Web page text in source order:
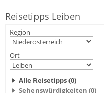
Reisetipps Leiben
Region
Ort
Alle Reisetipps (0)
Sehenswürdigkeiten (0)